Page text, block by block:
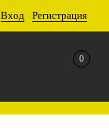
Вход Регистрация
0